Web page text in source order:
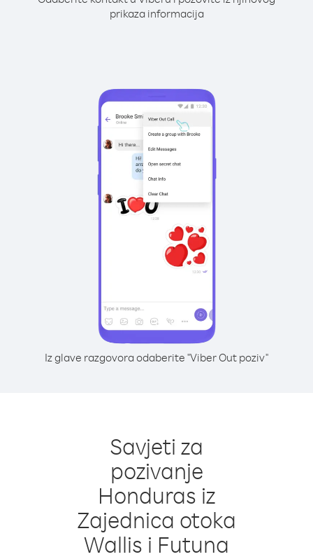
prikaza informacija
Iz glave razgovora odaberite "Viber Out poziv"
Savjeti za
pozivanje
Honduras iz
Zajednica otoka
Wallis i Futuna